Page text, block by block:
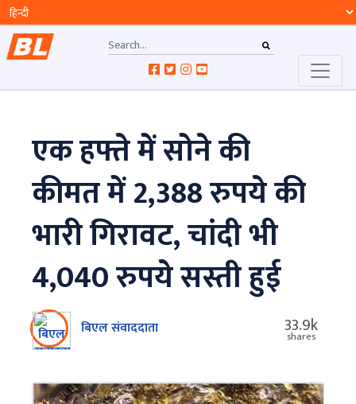
​एक हफ्ते में सोने की
कीमत में 2,388 रुपये की
भारी गिरावट, चांदी भी
4,040 रुपये सस्ती हुई
बिएल संवाददाता 33.9k
shares